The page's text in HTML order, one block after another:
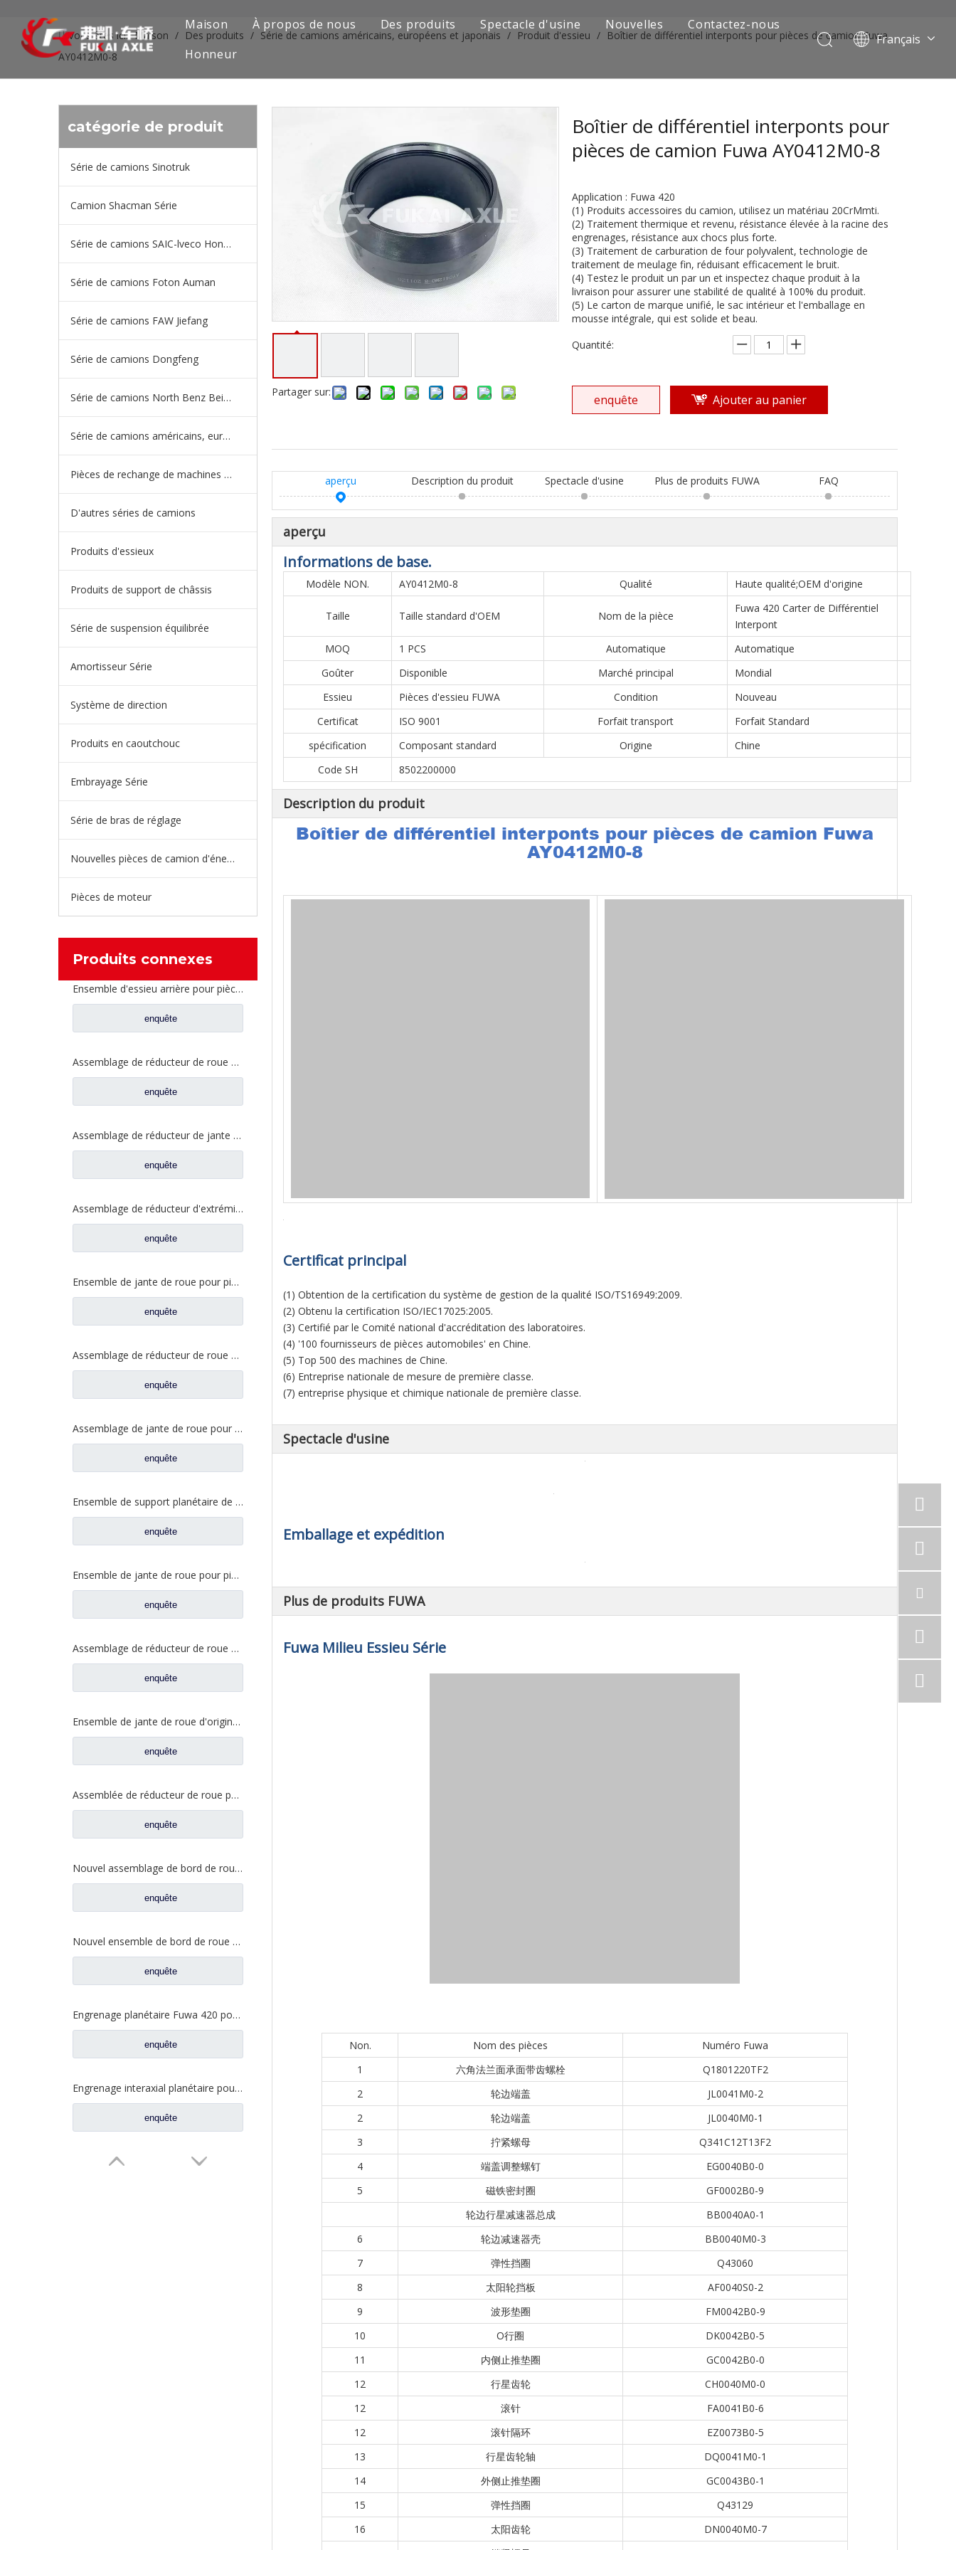
Maison À propos de nous Des produits
Série de camions SAIC-lveco Hongyan
Série de camions Foton Auman
Série de camions FAW Jiefang
Série de camions Dongfeng
Série de camions européens et japonais
Pièces de rechange de machines d'ingénierie de camion minier
Spectacle d'usine Nouvelles
Contactez-nous
Honneur
Français
Pусский
Español
Vous êtes ici: Maison / Des produits / Série de camions américains, européens et japonais / Produit d'essieu / Boîtier de différentiel interponts pour pièces de camion Fuwa
AY0412M0-8
catégorie de produit
Série de camions Sinotruk
Camion Shacman Série
Série de camions SAIC-lveco Hongyan
Série de camions Foton Auman
Série de camions FAW Jiefang
Série de camions Dongfeng
Série de camions North Benz Beiben
Série de camions américains, européens et japonais
Pièces de rechange de machines d'ingénierie de camion minier
D'autres séries de camions
Produits d'essieux
Produits de support de châssis
Série de suspension équilibrée
Amortisseur Série
Système de direction
Produits en caoutchouc
Embrayage Série
Série de bras de réglage
Nouvelles pièces de camion d'énergie
Pièces de moteur
Produits connexes
Ensemble d'essieu arrière pour pièces de rechange AH71131550536 de camion de Sinotruk Steyr
enquête
Assemblage de réducteur de roue pour Dongfeng Liuqi Balong Fangsheng pièces de rechange de camion automatique d'essieu JY2405R043-054-LQ
enquête
Assemblage de réducteur de jante de roue pour Dongfeng t-lift Kinland Dena essieu pièces de rechange automatiques 2405010-ZH04D
enquête
Assemblage de réducteur d'extrémité de roue pour pièces de rechange automatiques d'essieu de Dongfeng t-lift Dena 2405ZHS01-010
enquête
Ensemble de jante de roue pour pièces de camion Foton Auman QT300S52-2405000
enquête
Assemblage de réducteur de roue pour pièces de rechange Pengxiang Benz F02C W2405011F02C
enquête
Assemblage de jante de roue pour pièces de camion Foton Auman HFF2405054CK2BZ
enquête
Ensemble de support planétaire de jante de roue pour pièces de rechange FAW Jiefang 2405035-DP128
enquête
Ensemble de jante de roue pour pièces de camion Foton Auman HFF2405054CK2BZ-1
enquête
Assemblage de réducteur de roue de haute qualité pour pièces de rechange FAW Aowei 2405035-A6E
enquête
Ensemble de jante de roue d'origine pour pièces de rechange de camion automatique FAW Aowei 2405035-AOE
enquête
Assemblée de réducteur de roue pour les pièces de rechange 2405-5801824432 de camion de Saic Hongyan H8B
enquête
Nouvel assemblage de bord de roue AC16 pour pièces de camion automatique Sinotruk HOWO AZ9981340370
enquête
Nouvel ensemble de bord de roue AC16 pour pièces de camion automatique Sinotruk HOWO AZ7129340070
enquête
Engrenage planétaire Fuwa 420 pour pièces de camion Fuwa CF0401M0-9
enquête
Engrenage interaxial planétaire pour pièces d'essieu arrière Fuhua CF0040M0-8
enquête
Partager sur:
Boîtier de différentiel interponts pour
pièces de camion Fuwa AY0412M0-8
Application : Fuwa 420
(1) Produits accessoires du camion, utilisez un matériau 20CrMmti.
(2) Traitement thermique et revenu, résistance élevée à la racine des
engrenages, résistance aux chocs plus forte.
(3) Traitement de carburation de four polyvalent, technologie de
traitement de meulage fin, réduisant efficacement le bruit.
(4) Testez le produit un par un et inspectez chaque produit à la
livraison pour assurer une stabilité de qualité à 100% du produit.
(5) Le carton de marque unifié, le sac intérieur et l'emballage en
mousse intégrale, qui est solide et beau.
Quantité:
enquête Ajouter au panier
aperçu Description du produit Spectacle d'usine Plus de produits FUWA FAQ
aperçu
Informations de base.
Modèle NON. AY0412M0-8 Qualité Haute qualité;OEM d'origine
Taille Taille standard d'OEM Nom de la pièce
Fuwa 420 Carter de Différentiel
Interpont
MOQ
1 PCS Automatique
Automatique
Goûter
Disponible Marché principal
Mondial
Essieu
Pièces d'essieu FUWA Condition
Nouveau
Certificat
ISO 9001 Forfait transport
Forfait Standard
spécification
Composant standard Origine
Chine
Code SH
8502200000
Description du produit
Boîtier de différentiel interponts pour pièces de camion Fuwa
AY0412M0-8
Certificat principal
(1) Obtention de la certification du système de gestion de la qualité ISO/TS16949:2009.
(2) Obtenu la certification ISO/IEC17025:2005.
(3) Certifié par le Comité national d'accréditation des laboratoires.
(4) '100 fournisseurs de pièces automobiles' en Chine.
(5) Top 500 des machines de Chine.
(6) Entreprise nationale de mesure de première classe.
(7) entreprise physique et chimique nationale de première classe.
Spectacle d'usine
Emballage et expédition
Plus de produits FUWA
Fuwa Milieu Essieu Série
Non. Nom des pièces
Numéro Fuwa
1
六角法兰面承面带齿螺栓
Q1801220TF2
2
轮边端盖
JL0041M0-2
2
轮边端盖
JL0040M0-1
3
拧紧螺母
Q341C12T13F2
4
端盖调整螺钉
EG0040B0-0
5
磁铁密封圈
GF0002B0-9
轮边行星减速器总成
BB0040A0-1
6
轮边减速器壳
BB0040M0-3
7
弹性挡圈
Q43060
8
太阳轮挡板
AF0040S0-2
9
波形垫圈
FM0042B0-9
10
O行圈
DK0042B0-5
11
内侧止推垫圈
GC0042B0-0
12
行星齿轮
CH0040M0-0
12
滚针
FA0041B0-6
12
滚针隔环
EZ0073B0-5
13
行星齿轮轴
DQ0041M0-1
14
外侧止推垫圈
GC0043B0-1
15
弹性挡圈
Q43129
16
太阳齿轮
DN0040M0-7